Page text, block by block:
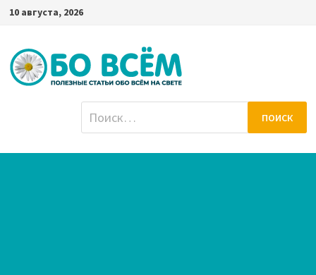
Перейти
содержимому
10 августа, 2026
Найти: